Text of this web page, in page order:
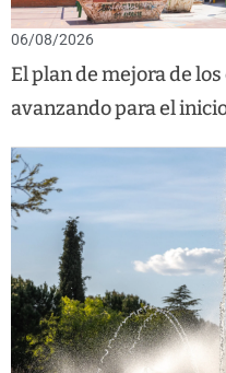
06/08/2026
El plan de mejora de
avanzando para el